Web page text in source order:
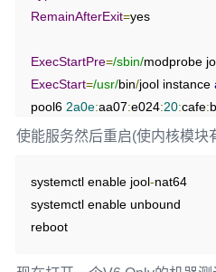
RemainAfterExit=yes
ExecStartPre=/sbin/
ExecStart=/usr/bin/jool instance
pool6 2a0e:aa07:e024:20:cafe:
ExecStop=/usr/bin/jool instance
NoNewPrivileges
ProtectSystem
InaccessiblePaths
/tmp /
dev
使能服务然后重启(使内核模块
systemctl enable jool-nat64
systemctl enable unbound
reboot